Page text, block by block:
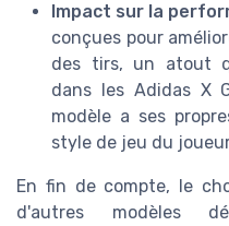
Impact sur la
conçues pour
des tirs, un atout
dans les Adidas X
modèle a ses
style de jeu du
En fin de compte, le
d'autres modèles